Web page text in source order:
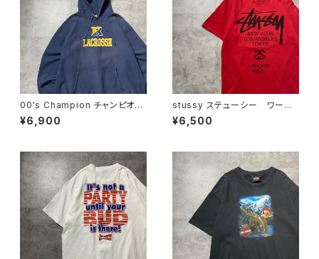
00's Champion チャンピオ
ン リバースウィーブ ラクロ
ス プリント 2XLサイズ ネ
¥6,900
stussy ステューシー ワール
ドツアー×ラスタ 両面プリン
ト レッド 赤 Tシャツ
¥6,500